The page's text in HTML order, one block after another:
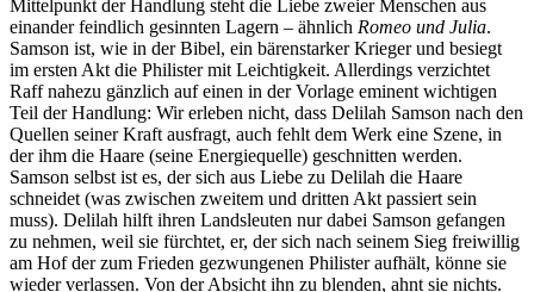
Mittelpunkt der Handlung steht die Liebe zweier Menschen aus
einander feindlich gesinnten Lagern – ähnlich Romeo und Julia.
Samson ist, wie in der Bibel, ein bärenstarker Krieger und besiegt
im ersten Akt die Philister mit Leichtigkeit. Allerdings verzichtet
Raff nahezu gänzlich auf einen in der Vorlage eminent wichtigen
Teil der Handlung: Wir erleben nicht, dass Delilah Samson nach den
Quellen seiner Kraft ausfragt, auch fehlt dem Werk eine Szene, in
der ihm die Haare (seine Energiequelle) geschnitten werden.
Samson selbst ist es, der sich aus Liebe zu Delilah die Haare
schneidet (was zwischen zweitem und dritten Akt passiert sein
muss). Delilah hilft ihren Landsleuten nur dabei Samson gefangen
zu nehmen, weil sie fürchtet, er, der sich nach seinem Sieg freiwillig
am Hof der zum Frieden gezwungenen Philister aufhält, könne sie
wieder verlassen. Von der Absicht ihn zu blenden, ahnt sie nichts.